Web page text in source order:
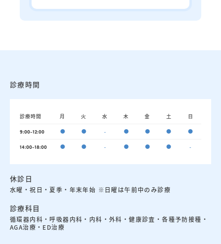
診療時間
診療時間 月 火 水 木 金 土 日
9:00-12:00 ● ● - ● ● ● ●
14:00-18:00 ● ● - ● ● ● -
休診日
水曜・祝日・夏季・年末年始 ※日曜は午前中のみ診療
診療科目
循環器内科・呼吸器内科・内科・外科・健康診査・各種予防接種・
AGA治療・ED治療